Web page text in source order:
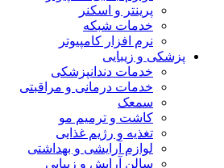
پرینتر و اسکنر
خدمات شبکه
نرم افزار کامپیوتر
پزشکی و زیبایی
خدمات دندانپزشکی
خدمات درمانی و مراقبتی
سمعک
کاشت و ترمیم مو
تغذیه و رژیم غذایی
لوازم آرایشی و بهداشتی
سالن آرایش و زیبایی